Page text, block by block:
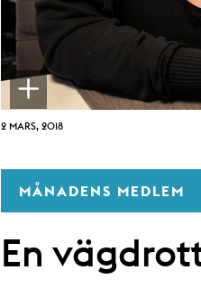
2 MARS, 2018
MÅNADENS MEDLEM
En